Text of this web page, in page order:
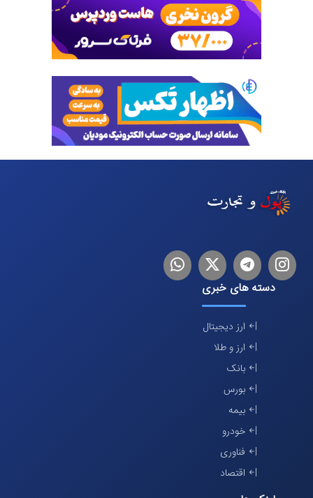
اینستاگرام
تلگرام توییترلینکدین
دسته های خبری
ارز دیجیتال
ارز و طلا
بانک
بورس
بیمه
خودرو
فناوری
اقتصاد